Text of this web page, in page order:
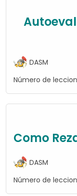
DASM
Número de
Como
DASM
Número de